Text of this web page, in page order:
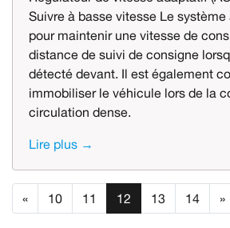
Suivre à basse vitesse Le
pour maintenir une vitesse de
distance de suivi de consigne
détecté devant. Il est également
immobiliser le véhicule lors de la
circulation dense.
Lire plus →
« 10 11 12 13 14 »